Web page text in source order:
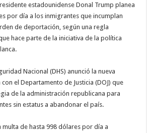
casi
mil
dólares
a
de
estadounidense Donal Trump planea
por día a los inmigrantes que incumplan
de deportación, según una regla
hace parte de la iniciativa de la política
Nacional (DHS) anunció la nueva
el Departamento de Justicia (DOJ) que
de la administración republicana para
sin estatus a abandonar el país.
multa de hasta 998 dólares por día a